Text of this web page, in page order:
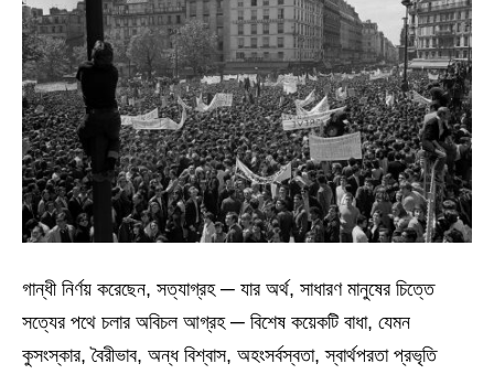
গান্ধী নির্ণয় করেছেন, সত্যাগ্রহ ─ যার অর্থ, সাধারণ মানুষের চিত্তে
সত্যের পথে চলার অবিচল আগ্রহ ─ বিশেষ কয়েকটি বাধা, যেমন
কুসংস্কার, বৈরীভাব, অন্ধ বিশ্বাস, অহংসর্বস্বতা, স্বার্থপরতা প্রভৃতি